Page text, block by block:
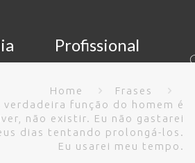
Profissional
Home
Frases
verdadeira função do homem é
não existir. Eu não gastarei
dias tentando prolongá-los.
Eu usarei meu tempo.